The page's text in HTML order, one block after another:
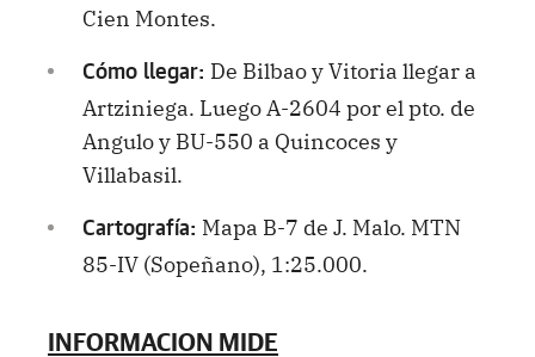
Cien Montes.
Cómo llegar: De Bilbao y Vitoria llegar a
Artziniega. Luego A-2604 por el pto. de
Angulo y BU-550 a Quincoces y
Villabasil.
Cartografía: Mapa B-7 de J. Malo. MTN
85-IV (Sopeñano), 1:25.000.
INFORMACION MIDE